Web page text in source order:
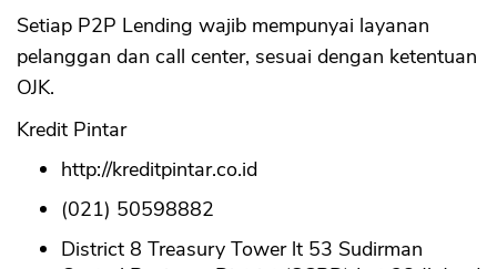
Setiap P2P Lending wajib mempunyai layanan
pelanggan dan call center, sesuai dengan ketentuan
OJK.
Kredit Pintar
http://kreditpintar.co.id
(021) 50598882
District 8 Treasury Tower lt 53 Sudirman